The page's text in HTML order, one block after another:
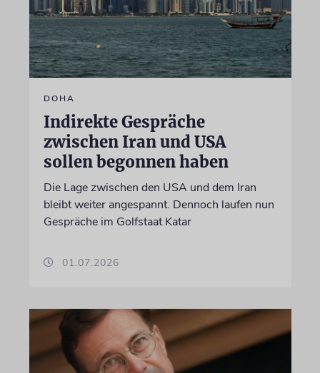
DOHA
Indirekte Gespräche
zwischen Iran und USA
sollen begonnen haben
Die Lage zwischen den USA und dem Iran
bleibt weiter angespannt. Dennoch laufen nun
Gespräche im Golfstaat Katar
01.07.2026